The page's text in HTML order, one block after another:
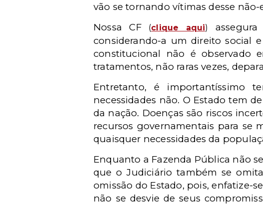
vão se tornando vítimas desse
Nossa CF
(clique aqui)
considerando-a um direito social
constitucional não é observado
tratamentos, não raras vezes,
Entretanto, é importantíssimo
necessidades não. O Estado tem
da nação. Doenças são riscos
recursos governamentais para se
quaisquer necessidades da
Enquanto a Fazenda Pública não
que o Judiciário também se
omissão do Estado, pois, enfatize-
não se desvie de seus